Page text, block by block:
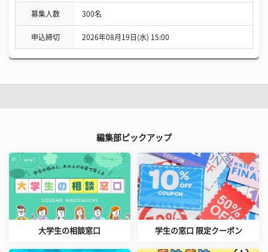
募集人数 300名
申込締切 2026年08月19日(水) 15:00
編集部ピックアップ
大学生の相談窓口 学生の窓口 限定クーポン